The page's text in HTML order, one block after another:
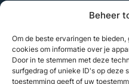
Beheer
Om de beste ervaringen te
cookies om informatie over je
Door in te stemmen met deze
surfgedrag of unieke ID's op deze
toestemming geeft of uw
Laatste nieuws